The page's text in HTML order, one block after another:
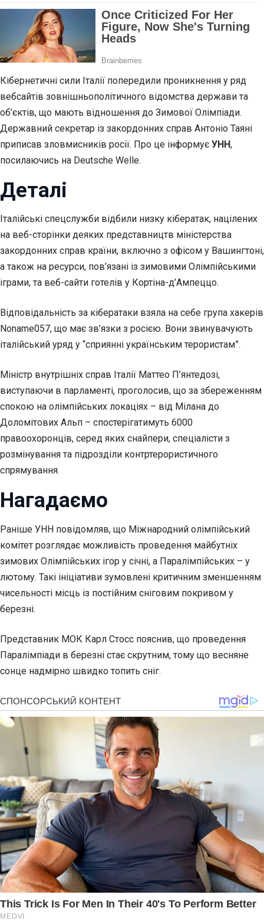
Кібернетичні сили Італії попередили проникнення у ряд
вебсайтів зовнішньополітичного відомства держави та
об’єктів, що мають відношення до Зимової Олімпіади.
Державний секретар із закордонних справ Антоніо Таяні
приписав зловмисників росії. Про це інформує УНН,
посилаючись на Deutsche Welle.
Деталі
Італійські спецслужби відбили низку кібератак, націлених
на веб-сторінки деяких представництв міністерства
закордонних справ країни, включно з офісом у Вашингтоні,
а також на ресурси, пов’язані із зимовими Олімпійськими
іграми, та веб-сайти готелів у Кортіна-д’Ампеццо.
Відповідальність за кібератаки взяла на себе група хакерів
Noname057, що має зв’язки з росією. Вони звинувачують
італійський уряд у “сприянні українським терористам”.
Міністр внутрішніх справ Італії Маттео П’янтедозі,
виступаючи в парламенті, проголосив, що за збереженням
спокою на олімпійських локаціях – від Мілана до
Доломітових Альп – спостерігатимуть 6000
правоохоронців, серед яких снайпери, спеціалісти з
розмінування та підрозділи контртерористичного
спрямування.
Нагадаємо
Раніше УНН повідомляв, що Міжнародний олімпійський
комітет розглядає можливість проведення майбутніх
зимових Олімпійських ігор у січні, а Паралімпійських – у
лютому. Такі ініціативи зумовлені критичним зменшенням
чисельності місць із постійним сніговим покривом у
березні.
Представник МОК Карл Стосс пояснив, що проведення
Паралімпіади в березні стає скрутним, тому що весняне
сонце надмірно швидко топить сніг.